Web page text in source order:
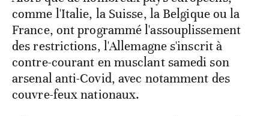
comme l'Italie, la Suisse, la Belgique ou la
France, ont programmé l'assouplissement
des restrictions, l'Allemagne s'inscrit à
contre-courant en musclant samedi son
arsenal anti-Covid, avec notamment des
couvre-feux nationaux.